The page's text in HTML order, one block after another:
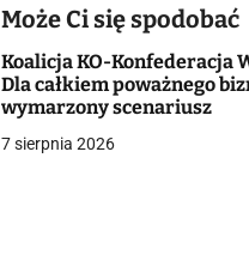
i
g
a
Może Ci się spodobać
Koalicja KO-Konfederacja
Dla całkiem poważnego
wymarzony scenariusz
7 sierpnia 2026